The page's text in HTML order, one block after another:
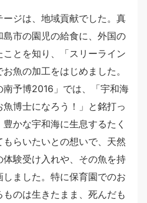
ジは、地域貢献でした。真
市の園児の給食に、外国の
とを知り、「スリーライン
魚の加工をはじめました。
南予博2016」では、「宇和海
博士になろう！」と銘打っ
かな宇和海に生息するたく
らいたいとの想いで、天然
験受け入れや、その魚を持
ました。特に保育園でのお
のは生きたまま、死んだも